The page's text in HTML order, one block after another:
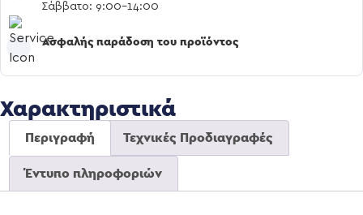
Σάββατο: 9:00-14:00
Ασφαλής παράδοση του προϊόντος
Χαρακτηριστικά
Περιγραφή Τεχνικές Προδιαγραφές
Έντυπο πληροφοριών